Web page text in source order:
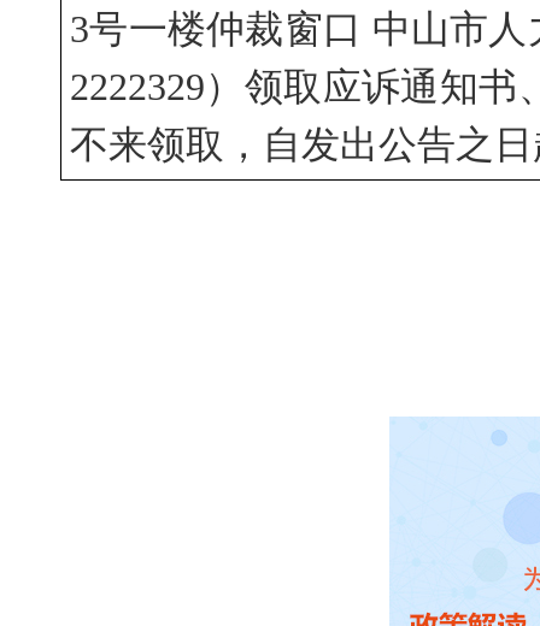
3号一楼仲裁窗口 中山市
2222329）领取应诉通知
不来领取，自发出公告之